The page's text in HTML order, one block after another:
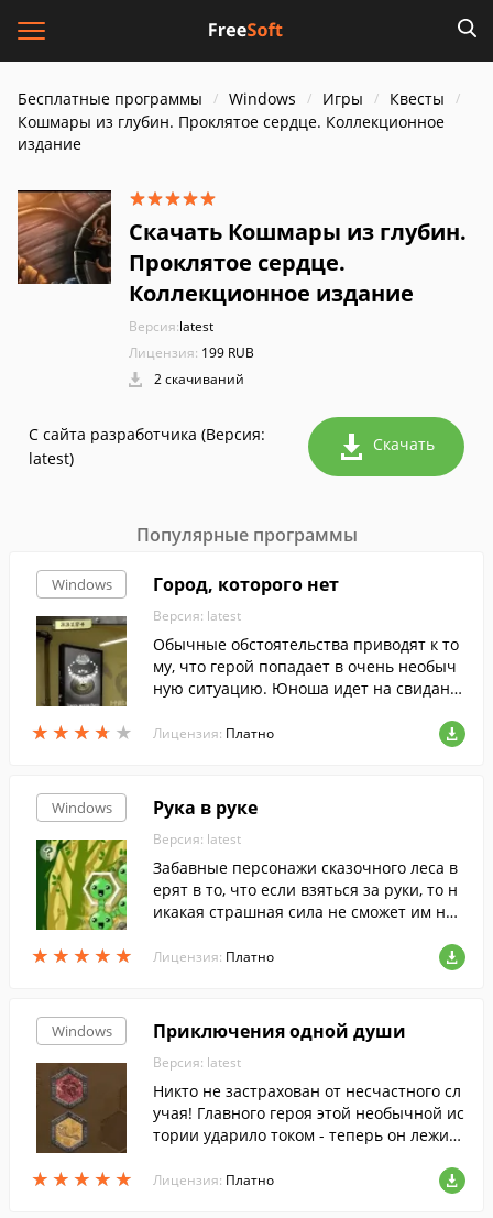
Бесплатные программы Windows Игры
Квесты
Кошмары из глубин. Проклятое сердце. Коллекционное
издание
Скачать Кошмары из глубин.
Проклятое сердце.
Коллекционное издание
Версия:latest
Лицензия: 199 RUB
2 скачиваний
С сайта разработчика (Версия:
latest)
Скачать
Популярные программы
Windows
★ ★ ★ ★ ★
★ ★ ★ ★ ★
Город, которого нет
Версия: latest
Обычные обстоятельства приводят к то
му, что герой попадает в очень необыч
ную ситуацию. Юноша идет на свидани
е оказывается... в подвале старого дома.
Лицензия: Платно
Windows
★ ★ ★ ★ ★
★ ★ ★ ★ ★
Рука в руке
Версия: latest
Забавные персонажи сказочного леса в
ерят в то, что если взяться за руки, то н
икакая страшная сила не сможет им нав
Лицензия: Платно
Windows
★ ★ ★ ★ ★
★ ★ ★ ★ ★
Приключения одной души
Версия: latest
Никто не застрахован от несчастного сл
учая! Главного героя этой необычной ис
тории ударило током - теперь он лежит
из одного тела в другое.
Лицензия: Платно